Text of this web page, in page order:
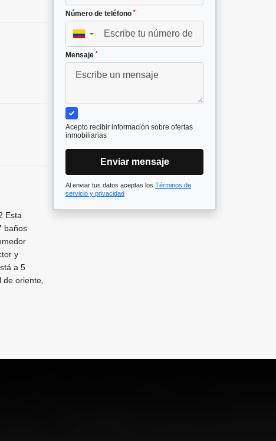
Esta
baños
y
a 5
oriente,
Número de teléfono *
▼
Mensaje *
Acepto recibir información sobre ofertas
inmobiliarias
Enviar mensaje
Al enviar tus datos aceptas los Términos de
servicio y privacidad